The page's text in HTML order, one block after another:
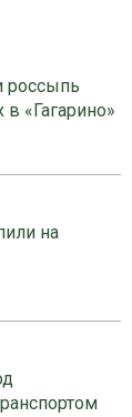
россыпь
«Гагарино»
на